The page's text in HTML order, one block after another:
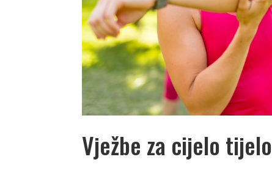
Vježbe za cijelo tijelo